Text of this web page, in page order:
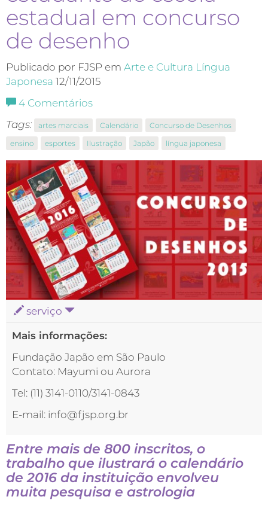
estadual em concurso
de desenho
Publicado por FJSP em Arte e Cultura Língua
Japonesa 12/11/2015
4 Comentários
Tags:
artes marciais Calendário
Concurso de Desenhos
ensino
esportes Ilustração Japão língua japonesa
serviço
Mais informações:
Fundação Japão em São Paulo
Contato: Mayumi ou Aurora
Tel: (11) 3141-0110/3141-0843
E-mail: info@fjsp.org.br
Entre mais de 800 inscritos, o
trabalho que ilustrará o calendário
de 2016 da instituição envolveu
muita pesquisa e astrologia